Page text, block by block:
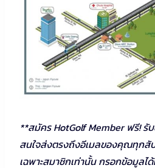
**สมัคร HotGolf Member ฟรี! รับ
สนใจส่งตรงถึงอีเมลของคุณทุกสั
เฉพาะสมาชิกเท่านั้น กรอกข้อมูลไ